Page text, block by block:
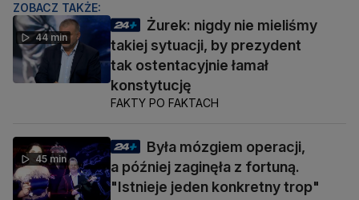
ZOBACZ TAKŻE:
44 min
Żurek: nigdy nie mieliśmy
takiej sytuacji, by prezydent
tak ostentacyjnie łamał
konstytucję
FAKTY PO FAKTACH
45 min
Była mózgiem operacji,
a później zaginęła z fortuną.
"Istnieje jeden konkretny trop"